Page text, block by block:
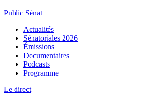
Public Sénat
Actualités
Sénatoriales 2026
Émissions
Documentaires
Podcasts
Programme
Le direct